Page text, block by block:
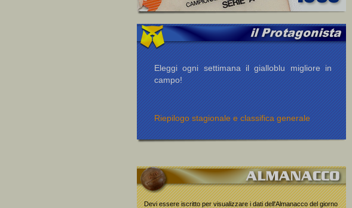
Eleggi ogni settimana il gialloblu migliore in
campo!
Riepilogo stagionale e classifica generale
Devi essere iscritto per visualizzare i dati dell'Almanacco del giorno